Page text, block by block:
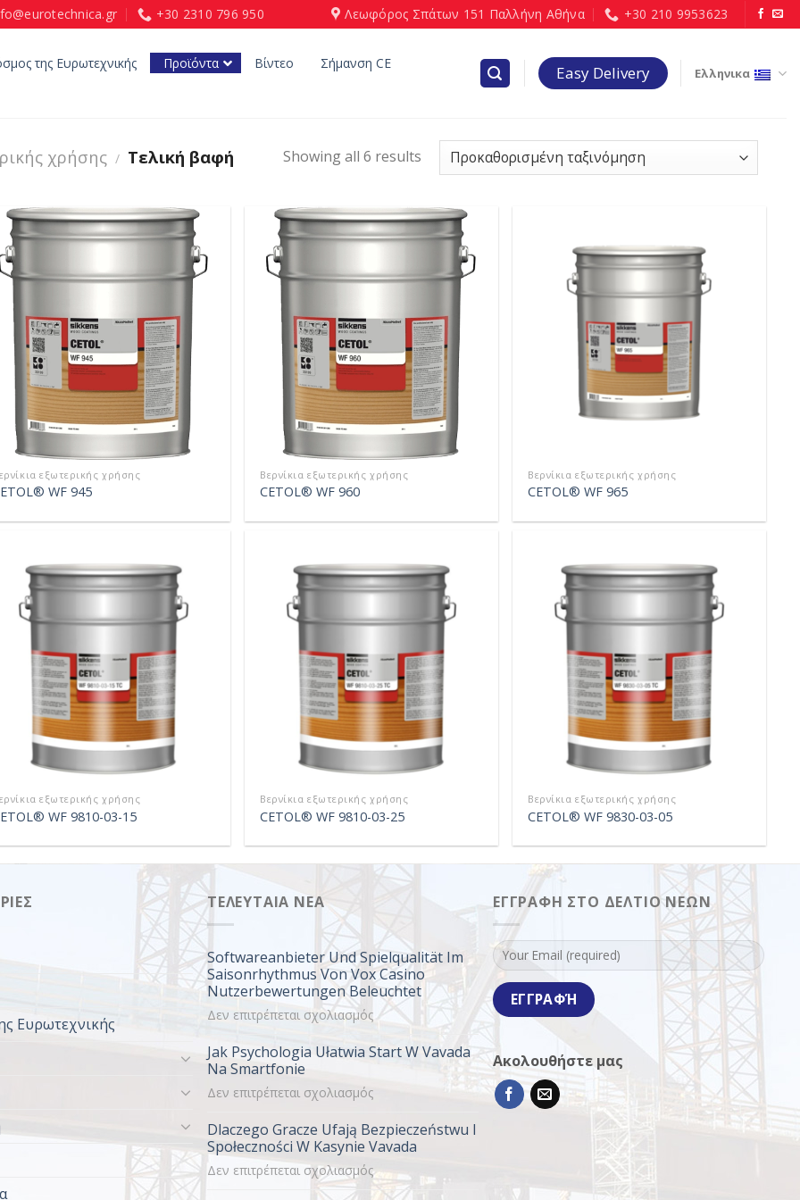
+30 2310 796 950 Λεωφόρος Σπάτων 151 Παλλήνη Αθήνα +30 210 9953623
της Ευρωτεχνικής Προϊόντα Βίντεο
Σήμανση CE
Easy Delivery Ελληνικα
χρήσης / Τελική βαφή Showing all 6 results
εξωτερικής χρήσης
WF 945
Βερνίκια εξωτερικής χρήσης
CETOL® WF 960
Βερνίκια εξωτερικής χρήσης
CETOL® WF 965
εξωτερικής χρήσης
WF 9810-03-15
Βερνίκια εξωτερικής χρήσης
CETOL® WF 9810-03-25
Βερνίκια εξωτερικής χρήσης
CETOL® WF 9830-03-05
Ευρωτεχνικής
ΤΕΛΕΥΤΑΊΑ ΝΈΑ
Softwareanbieter Und Spielqualität Im
Saisonrhythmus Von Vox Casino
Nutzerbewertungen Beleuchtet
Δεν επιτρέπεται σχολιασμόςστο
Softwareanbieter
Und
Im
Von
Vox
Casino
Nutzerbewertungen
Jak Psychologia Ułatwia Start W Vavada
Na Smartfonie
Δεν επιτρέπεται σχολιασμόςστο
Psychologia
Ułatwia
Start
W
Dlaczego Gracze Ufają Bezpieczeństwu I
Społeczności W Kasynie Vavada
Δεν επιτρέπεται σχολιασμόςστο
Dlaczego
ΕΓΓΡΑΦΉ ΣΤΟ ΔΕΛΤΊΟ ΝΈΩΝ
Ακολουθήστε μας